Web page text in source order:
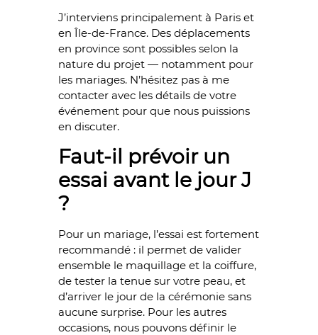
J’interviens principalement à Paris et
en Île-de-France. Des déplacements
en province sont possibles selon la
nature du projet — notamment pour
les mariages. N’hésitez pas à me
contacter avec les détails de votre
événement pour que nous puissions
en discuter.
Faut-il prévoir un
essai avant le jour J
?
Pour un mariage, l’essai est fortement
recommandé : il permet de valider
ensemble le maquillage et la coiffure,
de tester la tenue sur votre peau, et
d’arriver le jour de la cérémonie sans
aucune surprise. Pour les autres
occasions, nous pouvons définir le